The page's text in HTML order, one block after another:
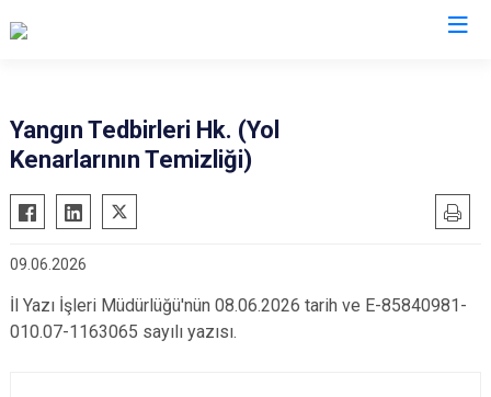
Yangın Tedbirleri Hk. (Yol
Kenarlarının Temizliği)
09.06.2026
İl Yazı İşleri Müdürlüğü'nün 08.06.2026 tarih ve E-85840981-
010.07-1163065 sayılı yazısı.